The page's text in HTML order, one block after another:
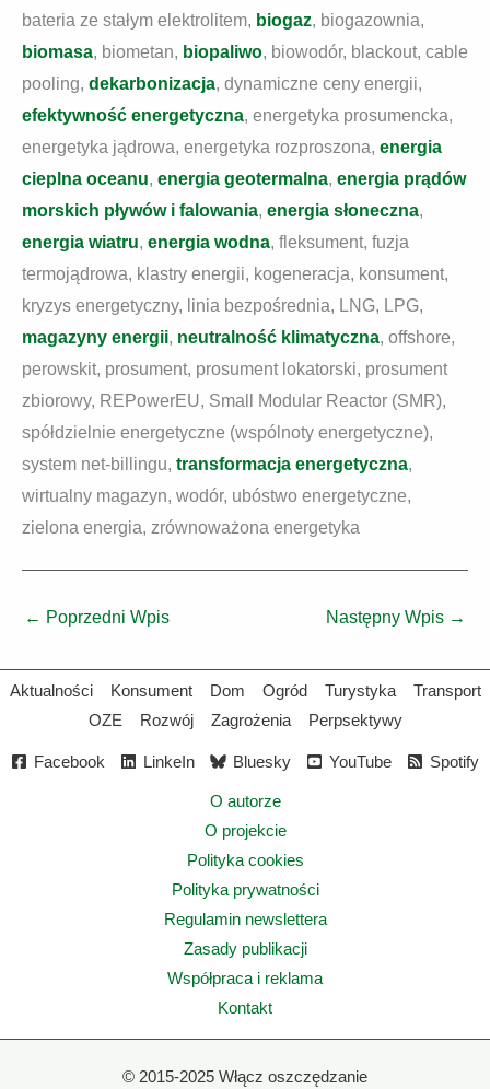
bateria ze stałym elektrolitem, biogaz, biogazownia,
biomasa, biometan, biopaliwo, biowodór, blackout, cable
pooling, dekarbonizacja, dynamiczne ceny energii,
efektywność energetyczna, energetyka prosumencka,
energetyka jądrowa, energetyka rozproszona, energia
cieplna oceanu, energia geotermalna, energia prądów
morskich pływów i falowania, energia słoneczna,
energia wiatru, energia wodna, fleksument, fuzja
termojądrowa, klastry energii, kogeneracja, konsument,
kryzys energetyczny, linia bezpośrednia, LNG, LPG,
magazyny energii, neutralność klimatyczna, offshore,
perowskit, prosument, prosument lokatorski, prosument
zbiorowy, REPowerEU, Small Modular Reactor (SMR),
spółdzielnie energetyczne (wspólnoty energetyczne),
system net-billingu, transformacja energetyczna,
wirtualny magazyn, wodór, ubóstwo energetyczne,
zielona energia, zrównoważona energetyka
← Poprzedni Wpis Następny Wpis →
Aktualności Konsument Dom Ogród Turystyka
Transport
OZE
Rozwój Zagrożenia Perpsektywy
Facebook LinkeIn Bluesky YouTube Spotify
O autorze
O projekcie
Polityka cookies
Polityka prywatności
Regulamin newslettera
Zasady publikacji
Współpraca i reklama
Kontakt
© 2015-2025 Włącz oszczędzanie